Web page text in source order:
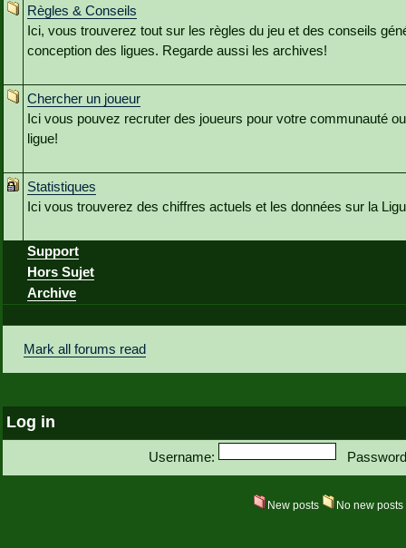
Règles & Conseils
Ici, vous trouverez tout sur les règles du jeu et des conseils
conception des ligues. Regarde aussi les archives!
Chercher un joueur
Ici vous pouvez recruter des joueurs pour votre communauté
ligue!
Statistiques
Ici vous trouverez des chiffres actuels et les données sur la
Support
Hors Sujet
Archive
Mark all forums read
Log in
Username:
New posts No new posts